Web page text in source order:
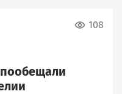
108